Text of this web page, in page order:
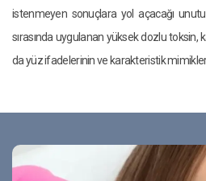
istenmeyen sonuçlara yol açacağı
sırasında uygulanan yüksek dozlu toksin,
da yüz ifadelerinin ve karakteristik